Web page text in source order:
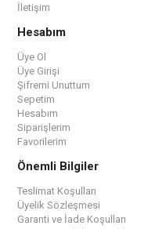
İletişim
Hesabım
Üye Ol
Üye Girişi
Şifremi Unuttum
Sepetim
Hesabım
Siparişlerim
Favorilerim
Önemli Bilgiler
Teslimat Koşulları
Üyelik Sözleşmesi
Garanti ve İade Koşulları